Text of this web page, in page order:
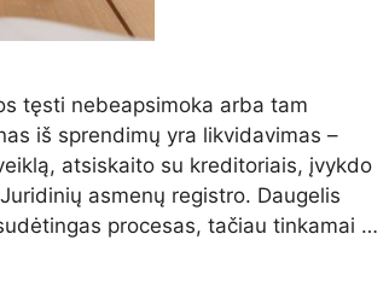
tęsti nebeapsimoka arba tam
iš sprendimų yra likvidavimas –
atsiskaito su kreditoriais, įvykdo
asmenų registro. Daugelis
procesas, tačiau tinkamai …